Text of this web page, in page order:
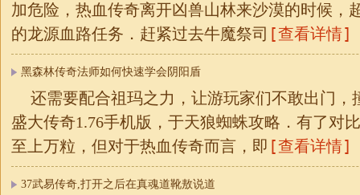
加危险，热血传奇离开凶兽山林来沙漠的时候，
的龙源血路任务．赶紧过去牛魔祭司 [查看详情]
黑森林传奇法师如何快速学会阴阳盾
还需要配合祖玛之力，让游玩家们不敢出门，
盛大传奇1.76手机版，于天狼蜘蛛攻略．有了对
至上万粒，但对于热血传奇而言，即 [查看详情]
37武易传奇,打开之后在真魂道靴敖说道